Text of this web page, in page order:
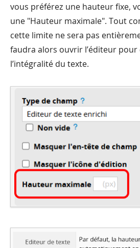
vous préférez une hauteur fixe,
une "Hauteur maximale". Tout
cette limite ne sera pas
faudra alors ouvrir l’éditeur
l’intégralité du texte.